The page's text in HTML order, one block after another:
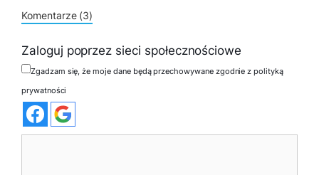
Komentarze (3)
Zaloguj poprzez sieci społecznościowe
Zgadzam się, że moje dane będą przechowywane zgodnie z polityką
prywatności